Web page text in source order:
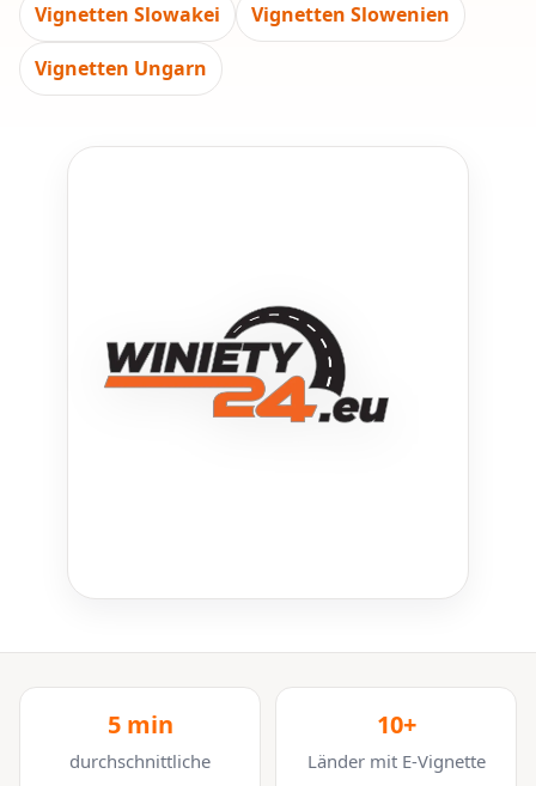
Vignetten Slowakei Vignetten Slowenien
Vignetten Ungarn
5 min
durchschnittliche
10+
Länder mit E-Vignette